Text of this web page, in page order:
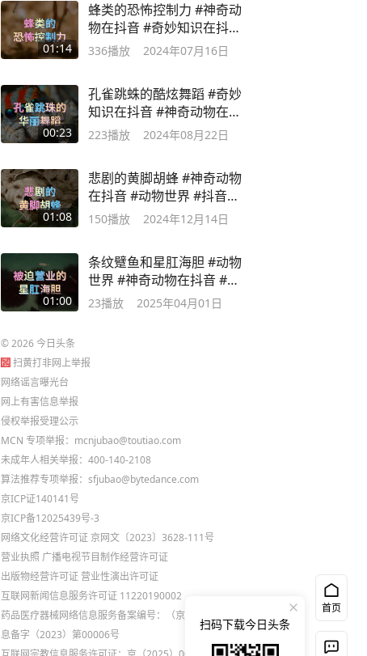
01:14
蜂类的恐怖控制力 #神奇动
物在抖音 #奇妙知识在抖音
#科普一下
336播放 2024年07月16日
00:23
孔雀跳蛛的酷炫舞蹈 #奇妙
知识在抖音 #神奇动物在抖
音 #动物世界
223播放 2024年08月22日
01:08
悲剧的黄脚胡蜂 #神奇动物
在抖音 #动物世界 #抖音动
物图鉴
150播放 2024年12月14日
01:00
条纹躄鱼和星肛海胆 #动物
世界 #神奇动物在抖音 #抖
音动物图鉴
23播放 2025年04月01日
©2026今日头条
扫黄打非网上举报
网络谣言曝光台
网上有害信息举报
侵权举报受理公示
MCN 专项举报：mcnjubao@toutiao.com
未成年人相关举报：400-140-2108
算法推荐专项举报：sfjubao@bytedance.com
京ICP证140141号
京ICP备12025439号-3
网络文化经营许可证 京网文〔2023〕3628-111号
营业执照 广播电视节目制作经营许可证
出版物经营许可证 营业性演出许可证
互联网新闻信息服务许可证 11220190002
药品医疗器械网络信息服务备案编号：（京）网药械信
息备字（2023）第00006号
首页
扫码下载今日头条